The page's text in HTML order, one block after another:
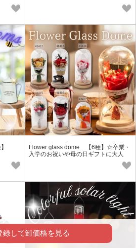
Flower glass dome 【6種】☆卒業・
入学のお祝いや母の日ギフトに大人
録して卸価格を見る